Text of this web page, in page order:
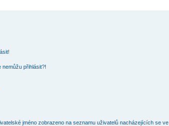
přihlásit?!
jméno zobrazeno na seznamu uživatelů nacházejících se ve